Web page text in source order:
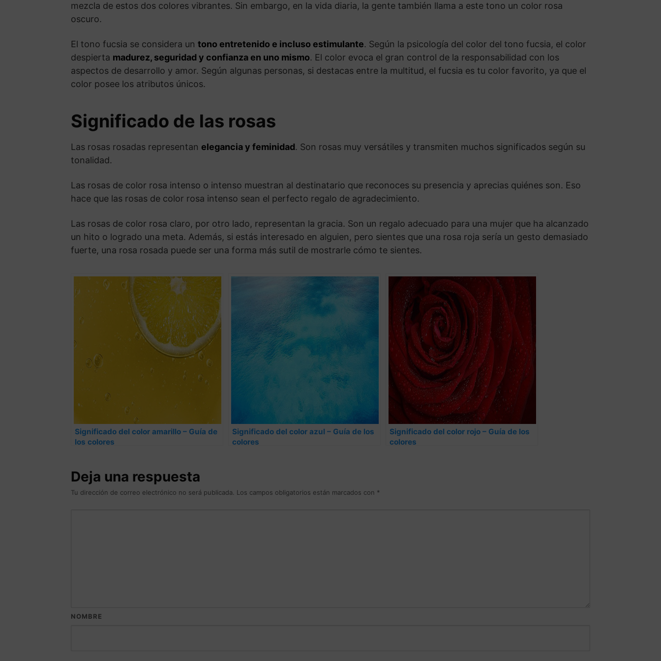
mezcla de estos dos colores vibrantes. Sin embargo, en la vida diaria, la gente también llama a este tono un color rosa
oscuro.
El tono fucsia se considera un tono entretenido e incluso estimulante. Según la psicología del color del tono fucsia, el color
despierta madurez, seguridad y confianza en uno mismo. El color evoca el gran control de la responsabilidad con los
aspectos de desarrollo y amor. Según algunas personas, si destacas entre la multitud, el fucsia es tu color favorito, ya que el
color posee los atributos únicos.
Significado de las rosas
Las rosas rosadas representan elegancia y feminidad. Son rosas muy versátiles y transmiten muchos significados según su
tonalidad.
Las rosas de color rosa intenso o intenso muestran al destinatario que reconoces su presencia y aprecias quiénes son. Eso
hace que las rosas de color rosa intenso sean el perfecto regalo de agradecimiento.
Las rosas de color rosa claro, por otro lado, representan la gracia. Son un regalo adecuado para una mujer que ha alcanzado
un hito o logrado una meta. Además, si estás interesado en alguien, pero sientes que una rosa roja sería un gesto demasiado
fuerte, una rosa rosada puede ser una forma más sutil de mostrarle cómo te sientes.
Significado del color amarillo – Guía de
los colores
Significado del color azul – Guía de los
colores
Significado del color rojo – Guía de los
colores
Deja una respuesta
Tu dirección de correo electrónico no será publicada. Los campos obligatorios están marcados con *
NOMBRE